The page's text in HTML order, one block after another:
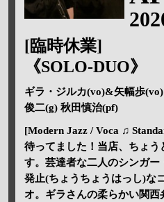
[臨時休業]
《SOLO-DUO》
ギラ・ジルカ(vo)&矢幅歩
俊二(g) 秋田慎治(pf)
[Modern Jazz / Voca ♫
待ってました！当店、ちょ
す。芸達者な二人のシンガ
発止(ちょうちょうはっし)な
オ。ギラさんの柔らかい関